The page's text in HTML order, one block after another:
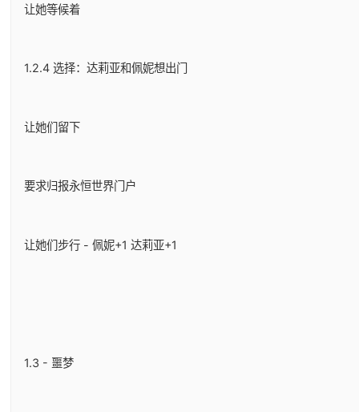
让她等候着
1.2.4 选择：达莉亚和佩妮想出门
让她们留下
要求归报永恒世界门户
让她们步行 - 佩妮+1 达莉亚+1
1.3 - 噩梦